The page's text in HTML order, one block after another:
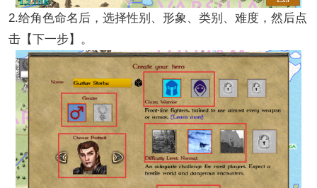
2.给角色命名后，选择性别、形象、类别、难度，然后点
击【下一步】。